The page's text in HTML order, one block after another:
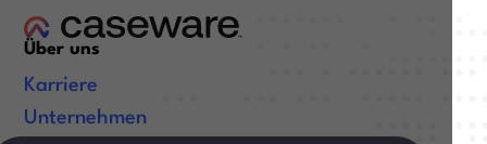
Über uns
Karriere
Unternehmen